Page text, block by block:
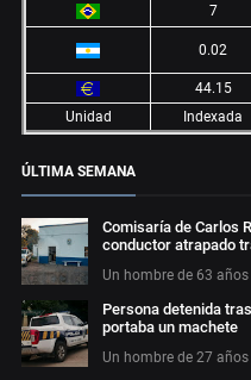
7
0.02
44.15
Unidad
Indexada
ÚLTIMA SEMANA
Comisaría de Carlos
conductor atrapado
Un hombre de 63
Persona detenida
portaba un machete
Un hombre de 27